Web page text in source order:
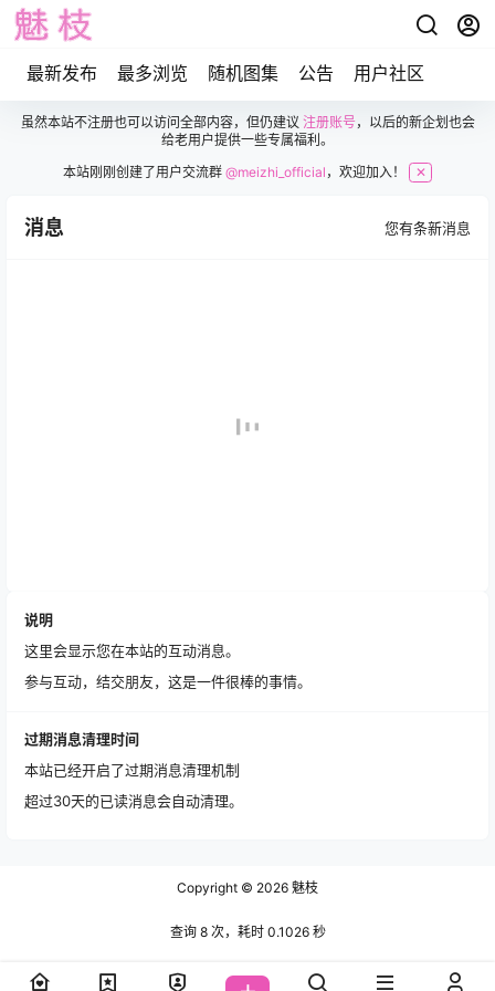
最新发布 最多浏览 随机图集 公告 用户社区
虽然本站不注册也可以访问全部内容，但仍建议 注册账号，以后的新企划也会
给老用户提供一些专属福利。
本站刚刚创建了用户交流群@meizhi_official ，欢迎加入！ ✕
消息 您有条新消息
说明
这里会显示您在本站的互动消息。
参与互动，结交朋友，这是一件很棒的事情。
过期消息清理时间
本站已经开启了过期消息清理机制
超过30天的已读消息会自动清理。
Copyright © 2026 魅枝
查询 8 次，耗时 0.1026 秒